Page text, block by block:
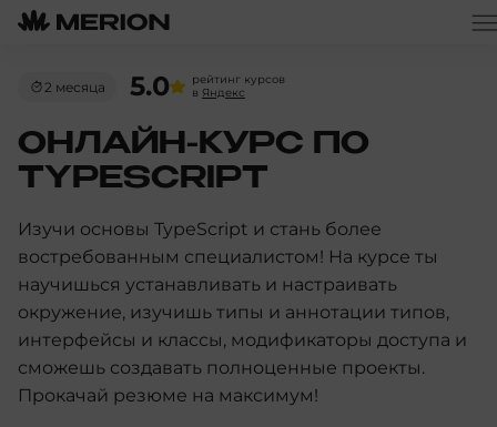
2 месяца 5.0
рейтинг курсов
в Яндекс
ОНЛАЙН-КУРС ПО
TYPESCRIPT
Изучи основы TypeScript и стань более
востребованным специалистом! На курсе ты
научишься устанавливать и настраивать
окружение, изучишь типы и аннотации типов,
интерфейсы и классы, модификаторы доступа и
сможешь создавать полноценные проекты.
Прокачай резюме на максимум!